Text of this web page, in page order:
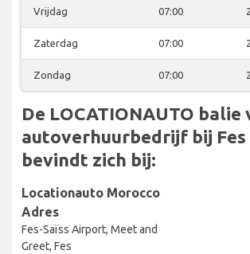
Vrijdag 07:00
Zaterdag 07:00
Zondag 07:00
De LOCATIONAUTO balie
autoverhuurbedrijf bij
bevindt zich bij:
Locationauto Morocco
Adres
Fes-Saïss Airport, Meet and
Greet, Fes